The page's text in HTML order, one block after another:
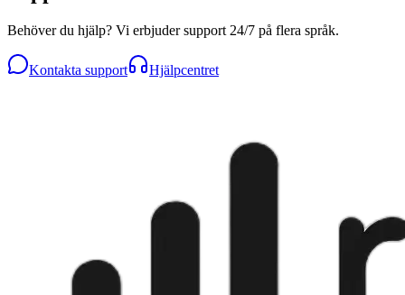
Behöver du hjälp? Vi erbjuder support 24/7 på flera språk.
Kontakta support Hjälpcentret